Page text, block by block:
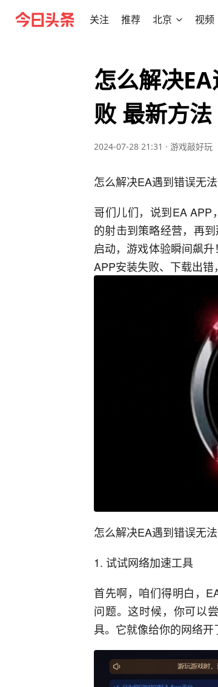
关注 推荐 北京 视频
怎么解决
败 最新方法
2024-07-28 21:31 · 游戏敲好玩
怎么解决EA遇到错误无
哥们儿们，说到EA
的射击到策略经营，再
启动，游戏体验瞬间飙
APP安装失败、下载出错
怎么解决EA遇到错误无
1. 试试网络加速工具
首先啊，咱们得明白，
问题。这时候，你可以
具。它就像给你的网络开